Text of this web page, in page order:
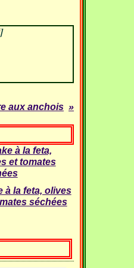
]
aux anchois
à la feta, olives
séchées